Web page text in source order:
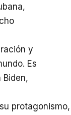
,
y
. Es
Biden,
su protagonismo,